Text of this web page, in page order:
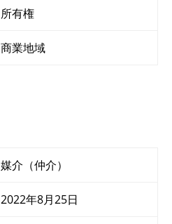
所有権
商業地域
媒介（仲介）
2022年8月25日